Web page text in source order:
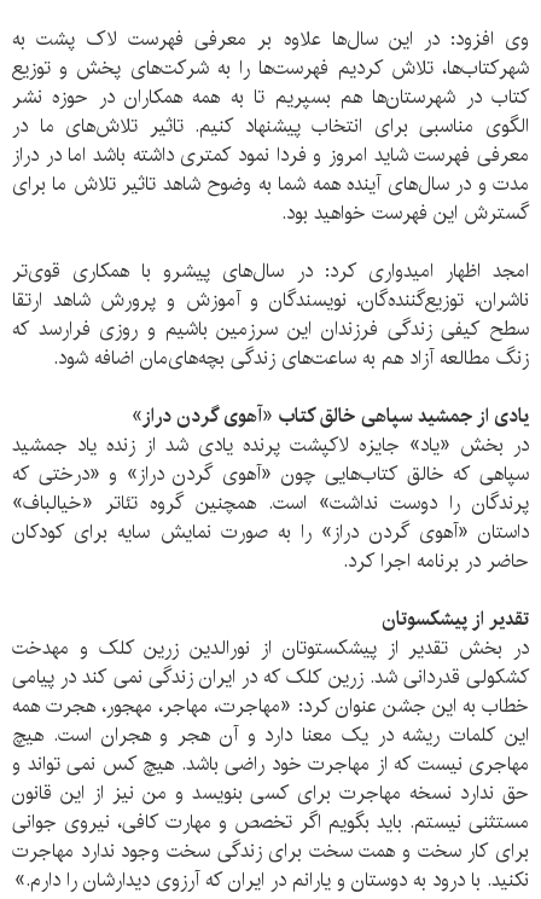
وی افزود: در این سال‌ها علاوه بر معرفی فهرست لاک پشت به
شهر‌کتاب‌ها، تلاش کردیم فهرست‌ها را به شرکت‌های پخش و توزیع
کتاب در شهرستان‌ها هم بسپریم تا به همه همکاران‌ در حوزه نشر
الگوی مناسبی برای انتخاب پیشنهاد کنیم. تاثیر تلاش‌های ما در
معرفی فهرست شاید امروز و فردا نمود کمتری داشته باشد اما در دراز
مدت و در سال‌های آینده همه شما به وضوح شاهد تاثیر تلاش ما برای
گسترش این فهرست خواهید بود.
امجد اظهار امیدواری کرد: در سال‌های پیشرو با همکاری قوی‌تر
ناشران، توزیع‌گننده‌گان، نویسندگان و آموزش و پرورش شاهد ارتقا
سطح کیفی زندگی فرزندان این سرزمین باشیم و روزی فرارسد که
زنگ مطالعه آزاد هم به ساعت‌های زندگی بچه‌های‌مان اضافه شود.
یادی از جمشید سپاهیخالق کتاب‌ «آهوی گردن دراز»
در بخش «یاد» جایزه لاکپشت پرنده یادی شد از زنده یاد جمشید
سپاهی که خالق کتاب‌هایی چون «آهوی گردن دراز» و «درختی که
پرندگان را دوست نداشت» است. همچنین گروه تئاتر «خیالباف»
داستان «آهوی گردن دراز» را به صورت نمایش سایه برای کودکان
حاضر در برنامه اجرا کرد.
تقدیر از پیشکسوتان
در بخش تقدیر از پیشکستوتان از نورالدین زرین کلک‏ و مهدخت
کشکولی قدردانی شد. زرین کلک که در ایران زندگی نمی کند در پیامی
خطاب به این جشن عنوان کرد: «مهاجرت، مهاجر، مهجور، هجرت همه
این کلمات ریشه در یک معنا دارد و آن هجر و هجران است. هیچ
مهاجری نیست که از مهاجرت خود راضی باشد. هیچ کس نمی تواند و
حق ندارد نسخه مهاجرت برای کسی بنویسد و من نیز از این قانون
مستثنی نیستم. باید بگویم اگر تخصص و مهارت کافی‏، نیروی جوانی
برای کار سخت و همت سخت برای زندگی سخت وجود ندارد مهاجرت
نکنید. با درود به دوستان و یارانم در ایران که آرزوی دیدارشان را دارم.»